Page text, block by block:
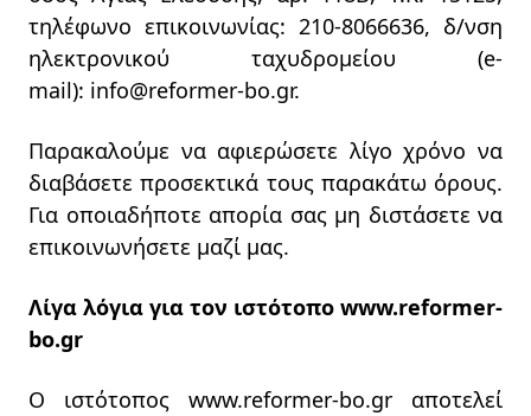
Υπηρεσίες σχεδιασμού και
υλοποίησης έργων
Συνεργασίες
Επικοινωνία
English
τηλέφωνο επικοινωνίας: 210-8066636, δ/νση
ηλεκτρονικού ταχυδρομείου (e-
mail): info@reformer-bo.gr.
Παρακαλούμε να αφιερώσετε λίγο χρόνο να
διαβάσετε προσεκτικά τους παρακάτω όρους.
Για οποιαδήποτε απορία σας μη διστάσετε να
επικοινωνήσετε μαζί μας.
Λίγα λόγια για τον ιστότοπο www.reformer-
bo.gr
Ο ιστότοπος www.reformer-bo.gr αποτελεί